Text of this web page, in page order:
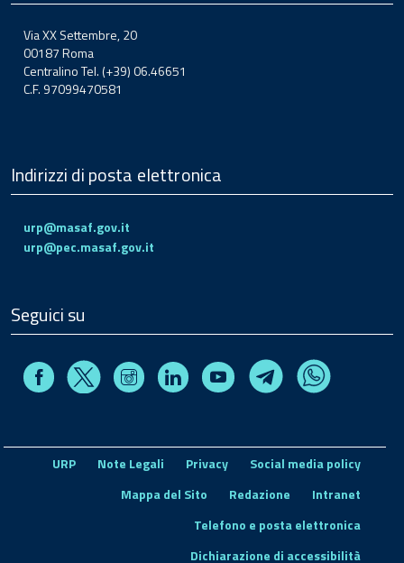
Via XX Settembre, 20
00187 Roma
Centralino Tel. (+39) 06.46651
C.F. 97099470581
Indirizzi di posta elettronica
urp@masaf.gov.it
urp@pec.masaf.gov.it
Seguici su
FacebookX InstagramLinkedin Youtube TelegramWhatsapp
URP Note Legali Privacy
Social media policy
Mappa del Sito
Redazione
Intranet
Telefono e posta elettronica
Dichiarazione di accessibilità